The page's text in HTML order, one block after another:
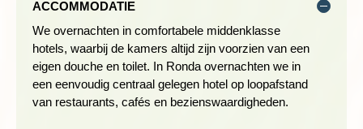
Na het ontbijt rijden we in 45 minuten naar de start van onze
wandeling in het Sierra de las Nieves NP. Sinds 1995 is dit
ACCOMMODATIE
We overnachten in comfortabele middenklasse
hotels, waarbij de kamers altijd zijn voorzien van een
eigen douche en toilet. In Ronda overnachten we in
een eenvoudig centraal gelegen hotel op loopafstand
van restaurants, cafés en bezienswaardigheden.